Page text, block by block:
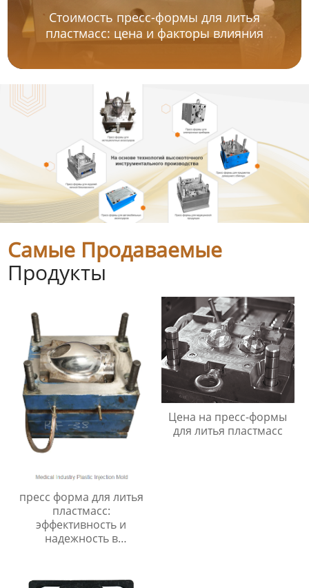
Стоимость пресс-формы для литья
пластмасс: цена и факторы влияния
Самые Продаваемые
Продукты
пресс форма для литья
пластмасс:
эффективность и
надежность в
Цена на пресс-формы
для литья пластмасс